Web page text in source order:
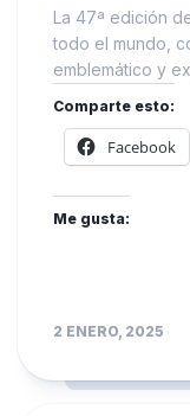
La 47ª edición
todo el mundo,
emblemático y
Comparte esto:
Facebook
Me gusta:
2 ENERO, 2025